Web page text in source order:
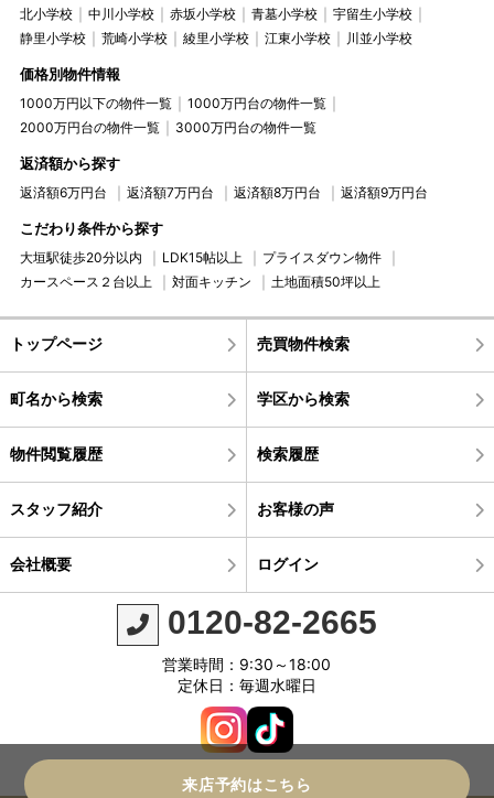
北小学校
中川小学校 赤坂小学校 青墓小学校
宇留生小学校
静里小学校
荒崎小学校 綾里小学校 江東小学校 川並小学校
価格別物件情報
1000万円以下の物件一覧
1000万円台の物件一覧
2000万円台の物件一覧
3000万円台の物件一覧
返済額から探す
返済額6万円台 返済額7万円台 返済額8万円台 返済額9万円台
こだわり条件から探す
大垣駅徒歩20分以内 LDK15帖以上
プライスダウン物件
カースペース２台以上
対面キッチン 土地面積50坪以上
トップページ 売買物件検索
町名から検索 学区から検索
物件閲覧履歴 検索履歴
スタッフ紹介 お客様の声
会社概要 ログイン
0120-82-2665
営業時間：9:30～18:00
定休日：毎週水曜日
来店予約はこちら